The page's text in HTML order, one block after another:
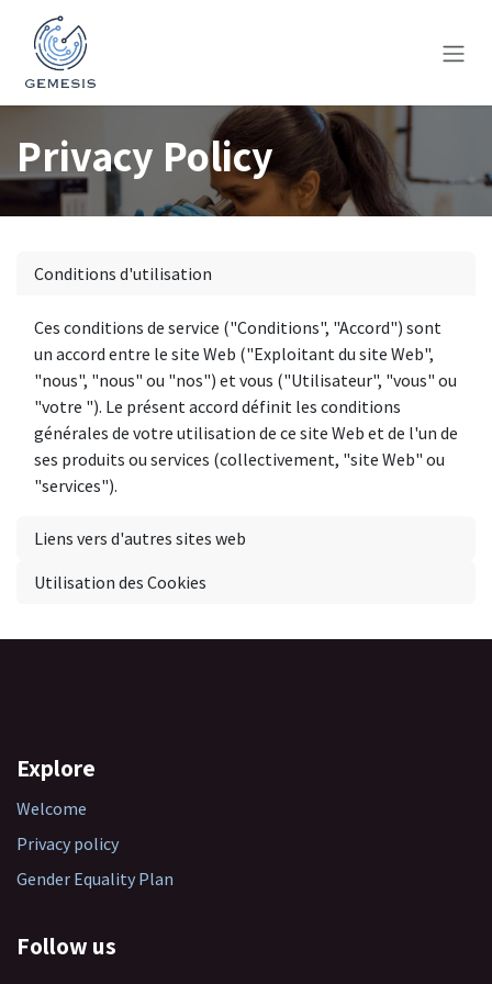
Skip to Content
Privacy Policy
Conditions d'utilisation
Ces conditions de service ("Conditions", "Accord") sont
un accord entre le site Web ("Exploitant du site Web",
"nous", "nous" ou "nos") et vous ("Utilisateur", "vous" ou
"votre "). Le présent accord définit les conditions
générales de votre utilisation de ce site Web et de l'un de
ses produits ou services (collectivement, "site Web" ou
"services").
Liens vers d'autres sites web
Utilisation des Cookies
Explore
Welcome
Privacy policy
Gender Equality Plan
Follow us